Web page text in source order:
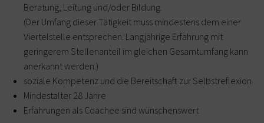
Beratung, Leitung und/oder Bildung.
(Der Umfang dieser Tätigkeit muss mindestens dem einer
Viertelstelle entsprechen. Langjährige Erfahrung mit
geringerem Stellenanteil im gleichen Gesamtumfang kann
anerkannt werden.)
soziale Kompetenz und die Bereitschaft zur Selbstreflexion
Mindestalter 28 Jahre
Erfahrungen als Coachee sind wünschenswert